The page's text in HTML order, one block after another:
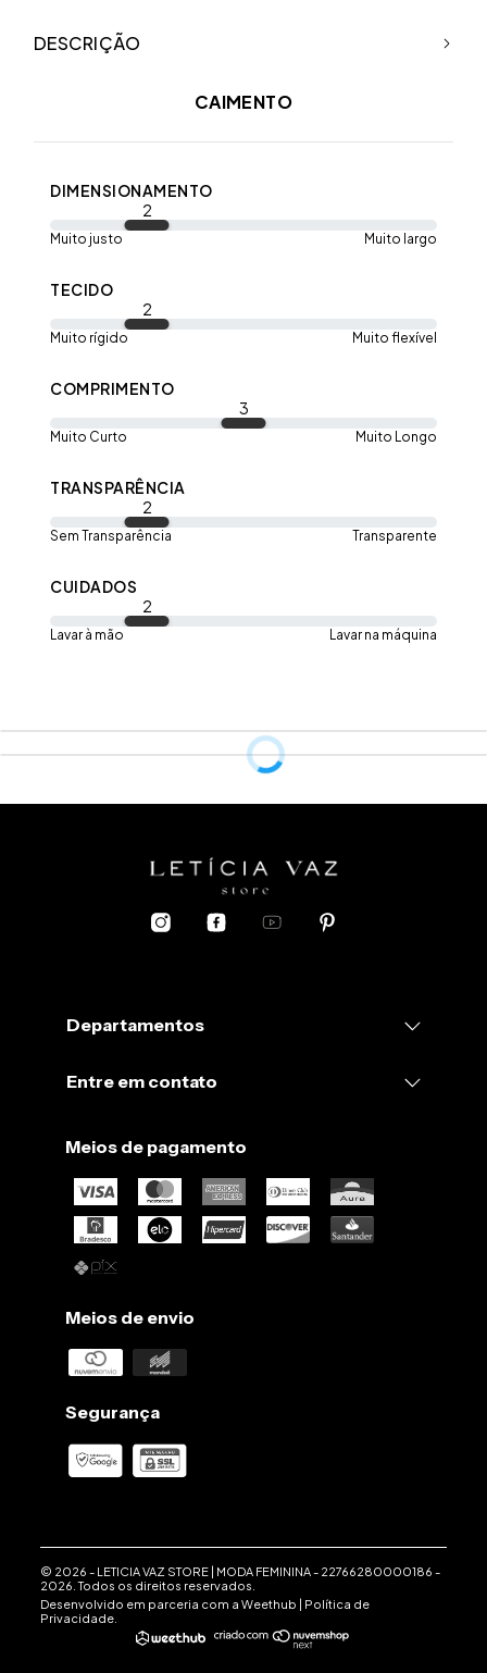
DESCRIÇÃO
CAIMENTO
DIMENSIONAMENTO
2
Muito justo Muito largo
TECIDO
2
Muito rígido Muito flexível
COMPRIMENTO
3
Muito Curto Muito Longo
TRANSPARÊNCIA
2
Sem Transparência Transparente
CUIDADOS
2
Lavar à mão Lavar na máquina
Departamentos
Entre em contato
Meios de pagamento
Meios de envio
Segurança
© 2026 - LETICIA VAZ STORE | MODA FEMININA- 22766280000186 -
2026. Todos os direitos reservados.
Desenvolvido em parceria com aWeethub
Política de
Privacidade